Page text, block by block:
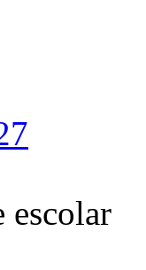
escolar